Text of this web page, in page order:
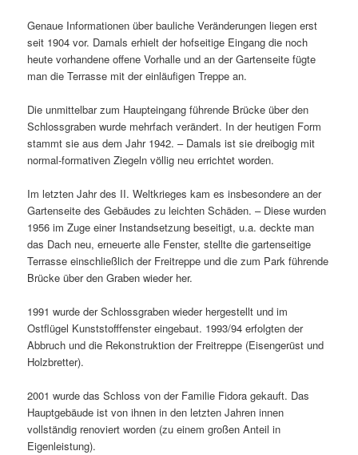
Genaue Informationen über bauliche Veränderungen liegen erst
seit 1904 vor. Damals erhielt der hofseitige Eingang die noch
heute vorhandene offene Vorhalle und an der Gartenseite fügte
man die Terrasse mit der einläufigen Treppe an.
Die unmittelbar zum Haupteingang führende Brücke über den
Schlossgraben wurde mehrfach verändert. In der heutigen Form
stammt sie aus dem Jahr 1942. – Damals ist sie dreibogig mit
normal-formativen Ziegeln völlig neu errichtet worden.
Im letzten Jahr des II. Weltkrieges kam es insbesondere an der
Gartenseite des Gebäudes zu leichten Schäden. – Diese wurden
1956 im Zuge einer Instandsetzung beseitigt, u.a. deckte man
das Dach neu, erneuerte alle Fenster, stellte die gartenseitige
Terrasse einschließlich der Freitreppe und die zum Park führende
Brücke über den Graben wieder her.
1991 wurde der Schlossgraben wieder hergestellt und im
Ostflügel Kunststofffenster eingebaut. 1993/94 erfolgten der
Abbruch und die Rekonstruktion der Freitreppe (Eisengerüst und
Holzbretter).
2001 wurde das Schloss von der Familie Fidora gekauft. Das
Hauptgebäude ist von ihnen in den letzten Jahren innen
vollständig renoviert worden (zu einem großen Anteil in
Eigenleistung).